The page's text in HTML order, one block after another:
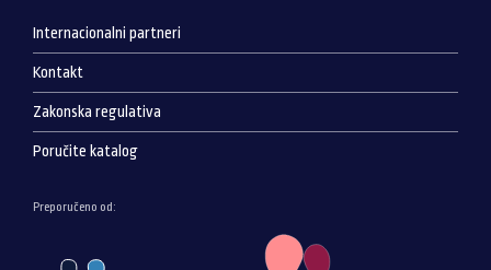
Internacionalni partneri
Kontakt
Zakonska regulativa
Poručite katalog
Preporučeno od: